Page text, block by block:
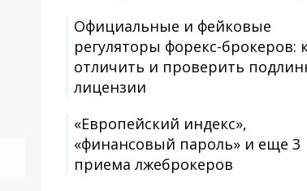
Официальные и фейковые
регуляторы форекс-брокеров:
отличить и проверить
лицензии
«Европейский индекс»,
«финансовый пароль» и еще 3
приема лжеброкеров